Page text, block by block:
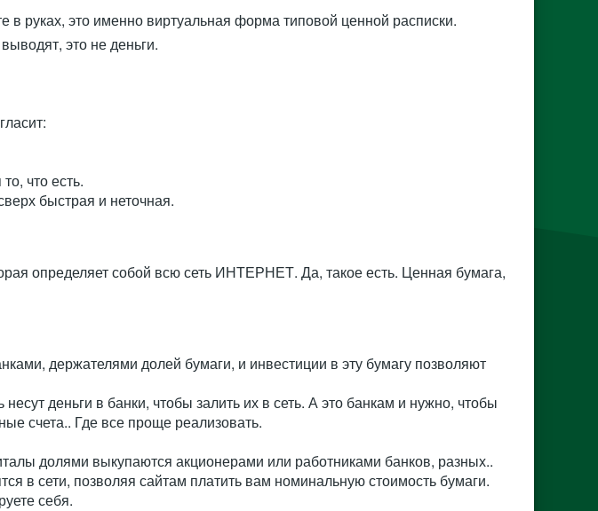
руках, это именно виртуальная форма типовой ценной расписки.
это не деньги.
что есть.
быстрая и неточная.
определяет собой всю сеть ИНТЕРНЕТ. Да, такое есть. Ценная бумага,
держателями долей бумаги, и инвестиции в эту бумагу позволяют
деньги в банки, чтобы залить их в сеть. А это банкам и нужно, чтобы
счета.. Где все проще реализовать.
долями выкупаются акционерами или работниками банков, разных..
в сети, позволяя сайтам платить вам номинальную стоимость бумаги.
себя.